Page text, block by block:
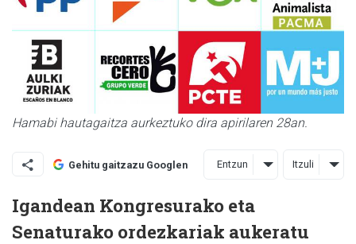
Hamabi hautagaitza aurkeztuko dira apirilaren 28an.
Gehitu gaitzazu Googlen Entzun Itzuli
Igandean Kongresurako eta
Senaturako ordezkariak aukeratu